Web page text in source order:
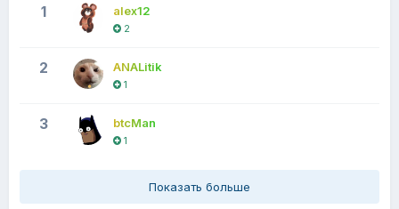
1 alex12
2
2 ANALitik
1
3 btcMan
1
Показать больше